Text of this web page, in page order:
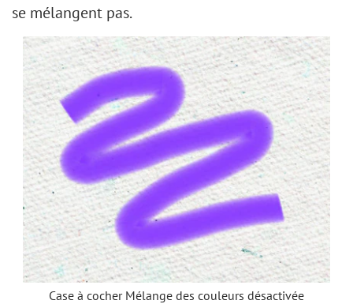
se mélangent pas.
Case à cocher Mélange des couleurs désactivée